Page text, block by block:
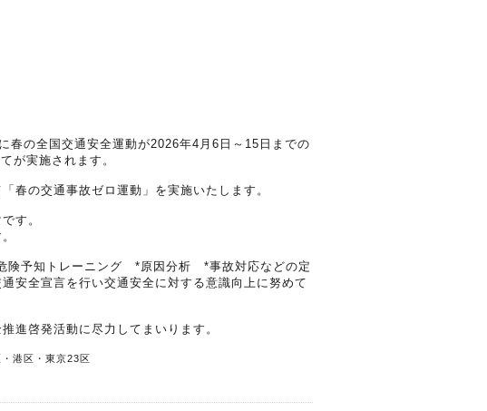
春の全国交通安全運動が2026年4月6日～15日までの
が実施されます。
春の交通事故ゼロ運動」を実施いたします。
す。
険予知トレーニング *原因分析 *事故対応などの定
安全宣言を行い交通安全に対する意識向上に努めて
進啓発活動に尽力してまいります。
港区・東京23区